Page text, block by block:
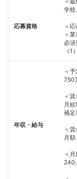
応募資格
学校
＜
＜
必
（1
年収・給与
＜
750
＜
月給
補足
＜
月
＜月